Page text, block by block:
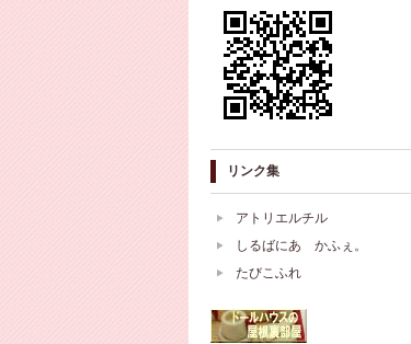
リンク集
アトリエルチル
しるばにあ かふぇ。
たびこふれ